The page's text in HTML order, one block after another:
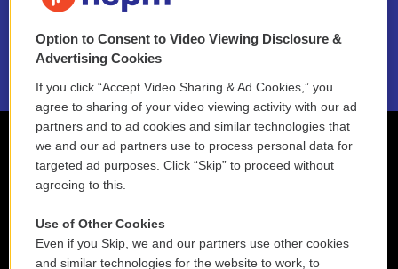
NEPM EEO Reports & Statement
2021 License Renewal
Option to Consent to Video Viewing Disclosure &
Advertising Cookies
If you click “Accept Video Sharing & Ad Cookies,” you
agree to sharing of your video viewing activity with our ad
partners and to ad cookies and similar technologies that
we and our ad partners use to process personal data for
targeted ad purposes. Click “Skip” to proceed without
agreeing to this.
Use of Other Cookies
Even if you Skip, we and our partners use other cookies
and similar technologies for the website to work, to